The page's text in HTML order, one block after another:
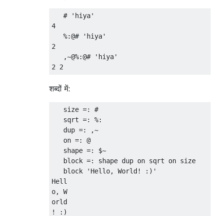
   # 'hiya'
4
   %:@# 'hiya'
2
   ,~@%:@# 'hiya'
शब्दों में:
   size =: #
   sqrt =: %:
   dup =: ,~
   on =: @
   shape =: $~
   block =: shape dup on sqrt on size
   block 'Hello, World! :)'
Hell
o, W
orld